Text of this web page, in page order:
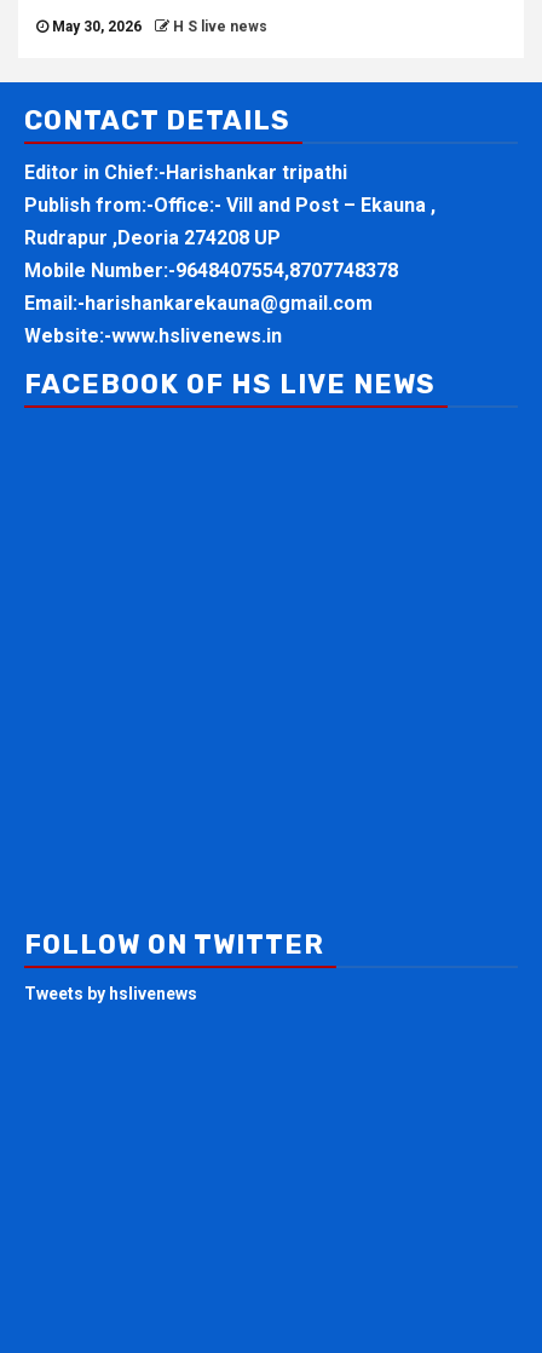
May 30, 2026 H S live news
CONTACT DETAILS
Editor in Chief:-Harishankar tripathi
Publish from:-Office:- Vill and Post – Ekauna ,
Rudrapur ,Deoria 274208 UP
Mobile Number:-9648407554,8707748378
Email:-harishankarekauna@gmail.com
Website:-www.hslivenews.in
FACEBOOK OF HS LIVE NEWS
FOLLOW ON TWITTER
Tweets by hslivenews